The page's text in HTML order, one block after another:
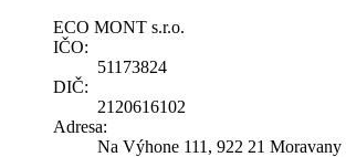
ECO MONT s.r.o.
IČO:
51173824
DIČ:
2120616102
Adresa:
Na Výhone 111, 922 21 Moravany